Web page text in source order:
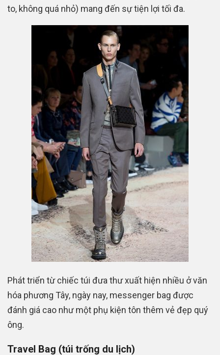
to, không quá nhỏ) mang đến sự tiện lợi tối đa.
Phát triển từ chiếc túi đưa thư xuất hiện nhiều ở văn
hóa phương Tây, ngày nay, messenger bag được
đánh giá cao như một phụ kiện tôn thêm vẻ đẹp quý
ông.
Travel Bag (túi trống du lịch)